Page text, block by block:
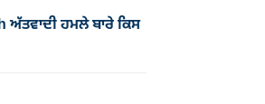
ਹਮਲੇ ਬਾਰੇ ਕਿਸ